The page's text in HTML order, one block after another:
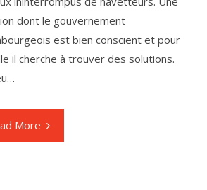
dont le gouvernement
est bien conscient et pour
il cherche à trouver des solutions.
More